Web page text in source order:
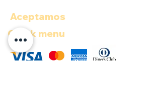
Aceptamos
Quick menu